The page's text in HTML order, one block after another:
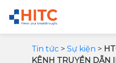
Tin tức > Sự kiện >
KÊNH TRUYỀN DẪN